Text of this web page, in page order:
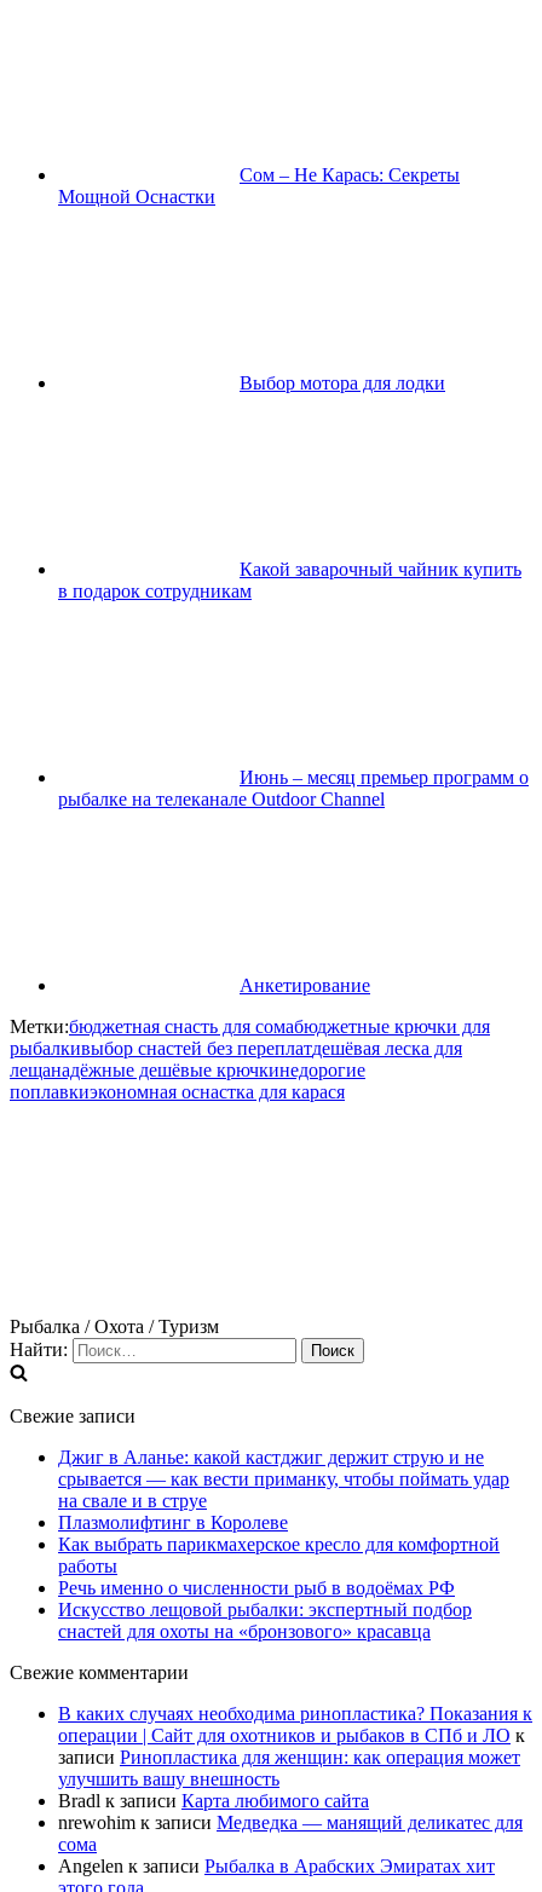
Сом – Не Карась: Секреты
Мощной Оснастки
Выбор мотора для лодки
Какой заварочный чайник купить
в подарок сотрудникам
Июнь – месяц премьер программ о
рыбалке на телеканале Outdoor Channel
Анкетирование
Метки:бюджетная снасть для сомабюджетные крючки для
рыбалкивыбор снастей без переплатдешёвая леска для
лещанадёжные дешёвые крючкинедорогие
поплавкиэкономная оснастка для карася
Рыбалка / Охота / Туризм
Найти:
Свежие записи
Джиг в Аланье: какой кастджиг держит струю и не
срывается — как вести приманку, чтобы поймать удар
на свале и в струе
Плазмолифтинг в Королеве
Как выбрать парикмахерское кресло для комфортной
работы
Речь именно о численности рыб в водоёмах РФ
Искусство лещовой рыбалки: экспертный подбор
снастей для охоты на «бронзового» красавца
Свежие комментарии
В каких случаях необходима ринопластика? Показания к
операции | Сайт для охотников и рыбаков в СПб и ЛО к
записи Ринопластика для женщин: как операция может
улучшить вашу внешность
Bradl к записи Карта любимого сайта
nrewohim к записи Медведка — манящий деликатес для
сома
Angelen к записи Рыбалка в Арабских Эмиратах хит
этого года